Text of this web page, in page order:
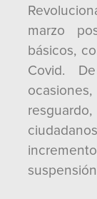
marzo
básicos,
Covid.